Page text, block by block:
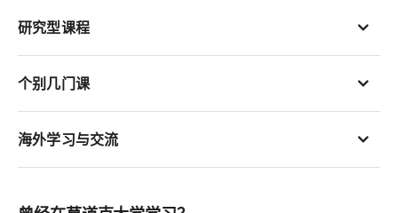
研究型课程
个别几门课
海外学习与交流